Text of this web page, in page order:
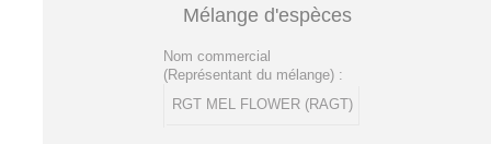
Mélange d'espèces
Nom commercial
(Représentant du mélange) :
RGT MEL FLOWER (RAGT)